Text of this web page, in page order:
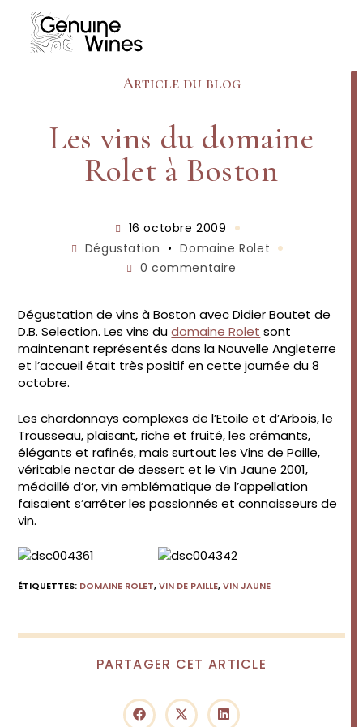
content
Article du blog
Les vins du domaine
Rolet à Boston
Publication
publiée :
16 octobre 2009
Post
category:
Dégustation • Domaine Rolet
Commentaires
publication :
0 commentaire
Dégustation de vins à Boston avec Didier Boutet de
D.B. Selection. Les vins dudomaine Rolet sont
maintenant représentés dans la Nouvelle Angleterre
et l’accueil était très positif en cette journée du 8
octobre.
Les chardonnays complexes de l’Etoile et d’Arbois, le
Trousseau, plaisant, riche et fruité, les crémants,
élégants et rafinés, mais surtout les Vins de Paille,
véritable nectar de dessert et le Vin Jaune 2001,
médaillé d’or, vin emblématique de l’appellation
faisaient s’arrêter les passionnés et connaisseurs de
vin.
ÉTIQUETTES: DOMAINE ROLET, VIN DE PAILLE, VIN JAUNE
PARTAGER CET ARTICLE
Ouvrir Ouvrir Ouvrir